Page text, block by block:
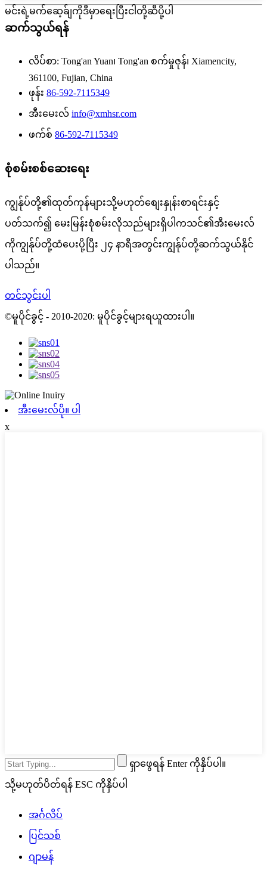
မင်းရဲ့မက်ဆေ့ခ်ျကိုဒီမှာရေးပြီးငါတို့ဆီပို့ပါ
ဆက်သွယ်ရန်
လိပ်စာ: Tong'an Yuan၊ Tong'an စက်မှုဇုန်၊ Xiamencity,
361100, Fujian, China
ဖုန်း 86-592-7115349
အီးမေးလ် info@xmhsr.com
ဖက်စ် 86-592-7115349
စုံစမ်းစစ်ဆေးရေး
ကျွန်ုပ်တို့၏ထုတ်ကုန်များသို့မဟုတ်စျေးနှုန်းစာရင်းနှင့်
ပတ်သက်၍ မေးမြန်းစုံစမ်းလိုသည်များရှိပါကသင်၏အီးမေးလ်
ကိုကျွန်ုပ်တို့ထံပေးပို့ပြီး ၂၄ နာရီအတွင်းကျွန်ုပ်တို့ဆက်သွယ်နိုင်
ပါသည်။
တင်သွင်းပါ
©မူပိုင်ခွင့် - 2010-2020: မူပိုင်ခွင့်များရယူထားပါ။
အီးမေးလ်ပို။ ပါ
x
ရှာဖွေရန် Enter ကိုနှိပ်ပါ။
သို့မဟုတ်ပိတ်ရန် ESC ကိုနှိပ်ပါ
အင်္ဂလိပ်
ပြင်သစ်
ဂျာမန်